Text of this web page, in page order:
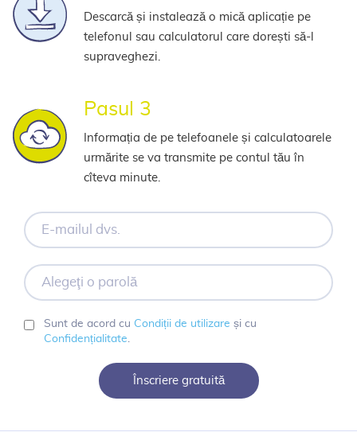
Descarcă și instalează o mică aplicație pe
telefonul sau calculatorul care dorești să-l
supraveghezi.
Pasul 3
Informația de pe telefoanele și calculatoarele
urmărite se va transmite pe contul tău în
cîteva minute.
dvs.
parolă
Sunt de acord cu Condiții de utilizare și cu
Confidențialitate
Înscriere gratuită